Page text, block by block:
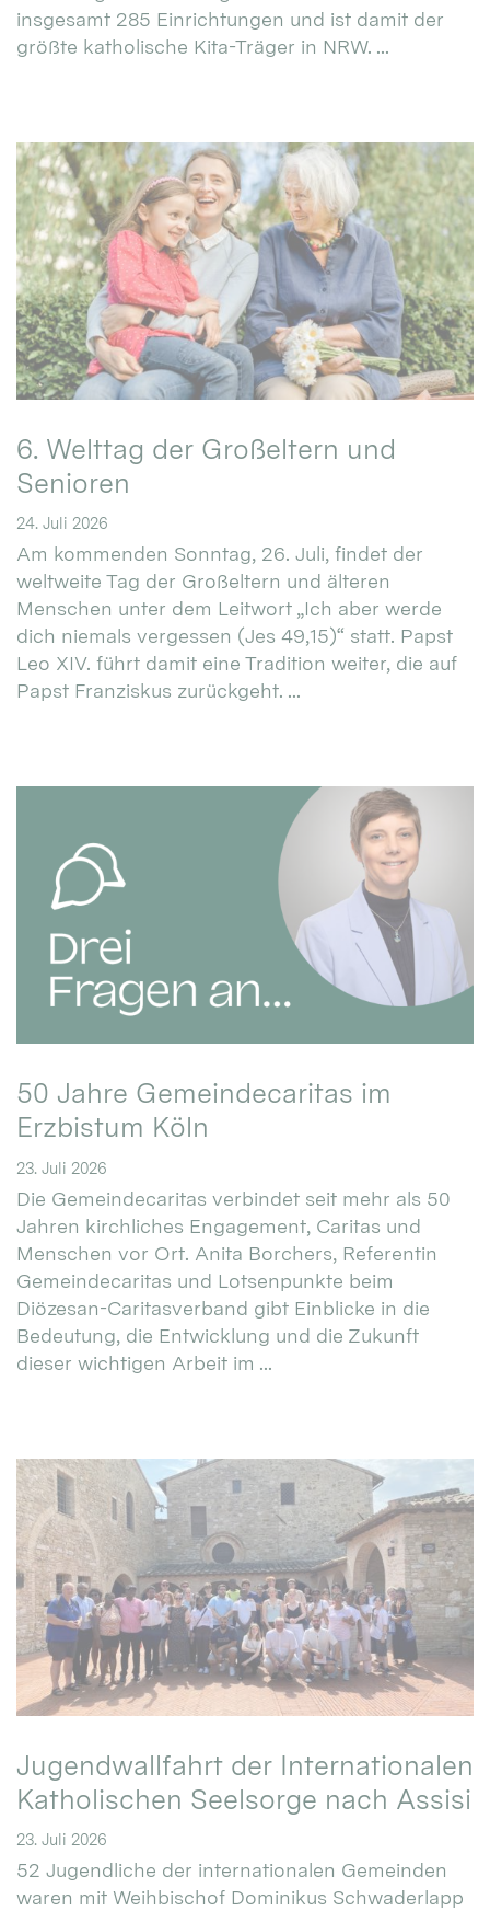
insgesamt 285 Einrichtungen und ist damit der
größte katholische Kita-Träger in NRW. ...
6. Welttag der Großeltern und
Senioren
24. Juli 2026
Am kommenden Sonntag, 26. Juli, findet der
weltweite Tag der Großeltern und älteren
Menschen unter dem Leitwort „Ich aber werde
dich niemals vergessen (Jes 49,15)“ statt. Papst
Leo XIV. führt damit eine Tradition weiter, die auf
Papst Franziskus zurückgeht. ...
50 Jahre Gemeindecaritas im
Erzbistum Köln
23. Juli 2026
Die Gemeindecaritas verbindet seit mehr als 50
Jahren kirchliches Engagement, Caritas und
Menschen vor Ort. Anita Borchers, Referentin
Gemeindecaritas und Lotsenpunkte beim
Diözesan-Caritasverband gibt Einblicke in die
Bedeutung, die Entwicklung und die Zukunft
dieser wichtigen Arbeit im ...
Jugendwallfahrt der Internationalen
Katholischen Seelsorge nach Assisi
23. Juli 2026
52 Jugendliche der internationalen Gemeinden
waren mit Weihbischof Dominikus Schwaderlapp